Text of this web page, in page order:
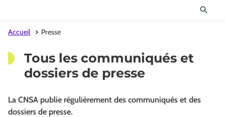
Accueil Presse
Tous les communiqués et
dossiers de presse
La CNSA publie régulièrement des communiqués et des
dossiers de presse.